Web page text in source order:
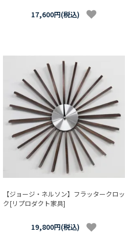
17,600円(税込)
【ジョージ・ネルソン】フラッタークロッ
ク[リプロダクト家具]
19,800円(税込)